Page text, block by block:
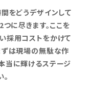
をどうデザインして
に尽きます。ここを
採用コストをかけて
ずは現場の無駄な作
当に輝けるステージ